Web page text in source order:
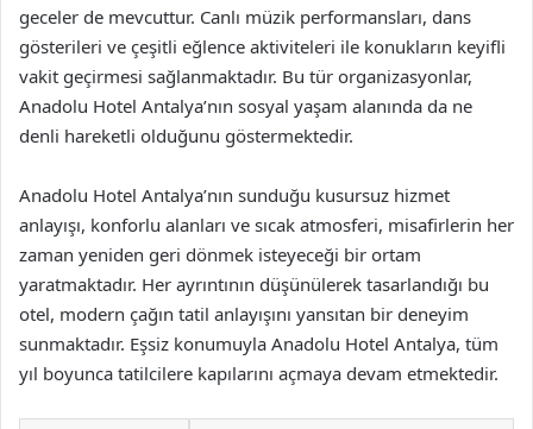
geceler de mevcuttur. Canlı müzik performansları, dans
gösterileri ve çeşitli eğlence aktiviteleri ile konukların keyifli
vakit geçirmesi sağlanmaktadır. Bu tür organizasyonlar,
Anadolu Hotel Antalya’nın sosyal yaşam alanında da ne
denli hareketli olduğunu göstermektedir.
Anadolu Hotel Antalya’nın sunduğu kusursuz hizmet
anlayışı, konforlu alanları ve sıcak atmosferi, misafirlerin her
zaman yeniden geri dönmek isteyeceği bir ortam
yaratmaktadır. Her ayrıntının düşünülerek tasarlandığı bu
otel, modern çağın tatil anlayışını yansıtan bir deneyim
sunmaktadır. Eşsiz konumuyla Anadolu Hotel Antalya, tüm
yıl boyunca tatilcilere kapılarını açmaya devam etmektedir.